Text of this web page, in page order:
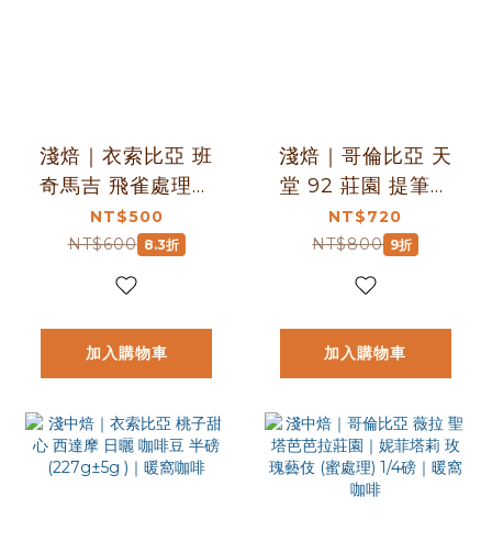
淺焙｜衣索比亞 班
奇馬吉 飛雀處理站
頂級 G1 藝伎 水洗
咖啡豆 半磅
(227g±5g )｜暖窩
NT$500
NT$600 8.3折
加入購物車
淺焙｜哥倫比亞 天
堂 92 莊園 提筆卡
熱衝擊雙重厭氧 咖
啡豆 半磅
(227g±5g )｜暖窩
NT$720
NT$800 9折
加入購物車